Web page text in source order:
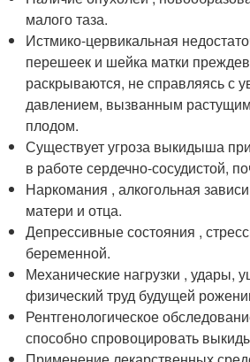
малого таза.
Истмико-цервикальная
перешеек и шейка матки
раскрываются, не справляясь с
давлением, вызванным
плодом.
Существует угроза выкидыша
в работе сердечно-сосудистой,
Наркомания , алкогольная
матери и отца.
Депрессивные состояния ,
беременной.
Механические нагрузки , удары,
физический труд будущей
Рентгенологическое
способно спровоцировать